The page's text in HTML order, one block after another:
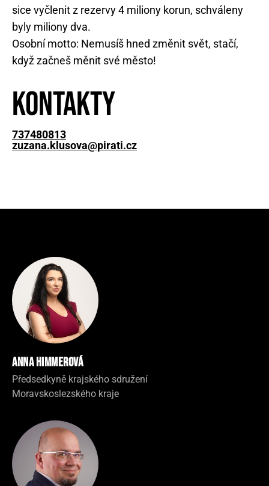
sice vyčlenit z rezervy 4 miliony korun, schváleny
byly miliony dva.
Osobní motto: Nemusíš hned změnit svět, stačí,
když začneš měnit své město!
Kontakty
737480813
zuzana.klusova@pirati.cz
Anna Himmerová
Předsedkyně krajského sdružení
Moravskoslezského kraje